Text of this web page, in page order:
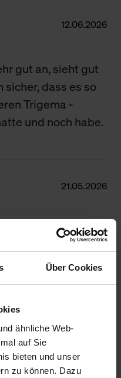
Über Cookies
ähnliche Web-
auf Sie
bieten und unser
zu können. Dazu
12.06.2026
gut an, sieht gut
sicher, dass es so
Trigema -
und noch habe.
21.05.2026
einer anderen
ist überzeugend
aus
wurde.